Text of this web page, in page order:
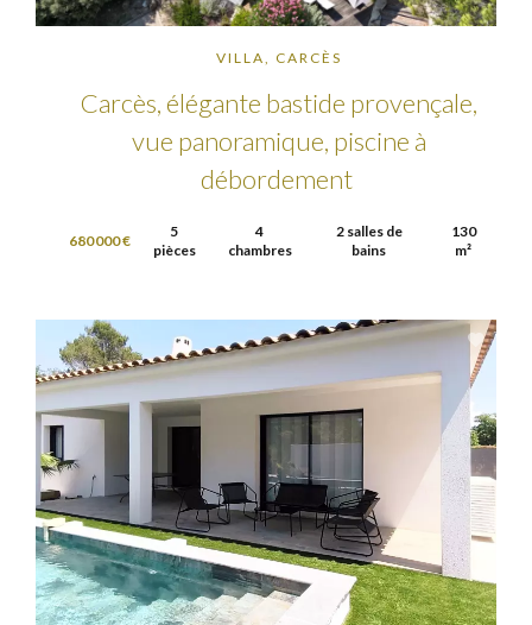
VILLA, CARCÈS
Carcès, élégante bastide provençale,
vue panoramique, piscine à
débordement
680 000 €
5
pièces
4
chambres
2 salles de
bains
130
m²